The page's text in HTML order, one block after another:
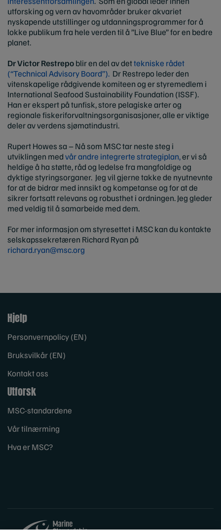
utforsking og vern av havområder bruker akvariet
nyskapende utstillinger og utdanningsprogrammer for å
lokke publikum fra hele verden til å ”Live Blue” for en bedre
planet.
Dr Victor Restrepoblir en del av dettekniske rådet
(“Technical Advisory Board”). Dr Restrepo leder den
vitenskapelige rådgivende komiteen og er styremedlem i
International Seafood Sustainability Foundation (ISSF).
Han er ekspert på tunfisk, store pelagiske arter og
regionale fiskeriforvaltningsorganisasjoner, alle er viktige
deler av verdens sjømatindustri.
Rupert Howes sa – Nå som MSC tar neste steg i
utviklingen medvår andre integrerte strategiplan,er vi så
heldige å ha støtte, råd og ledelse fra mangfoldige og
dyktige styringsorganer. Jeg vil gjerne takke de nyutnevnte
for at de bidrar med innsikt og kompetanse og for at de
sikrer fortsatt relevans og robusthet i ordningen. Jeg gleder
med veldig til å samarbeide med dem.
For mer informasjon om styresettet i MSC kan du kontakte
selskapssekretæren Richard Ryan på
richard.ryan@msc.org
Hjelp
Personvernpolicy (EN)
Bruksvilkår (EN)
Kontakt oss
Utforsk
MSC-standardene
Vår tilnærming
Hva er MSC?